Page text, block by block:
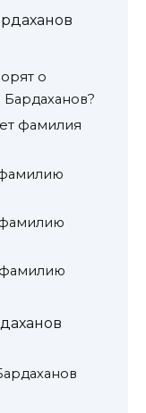
о
фамилия
фамилию
фамилию